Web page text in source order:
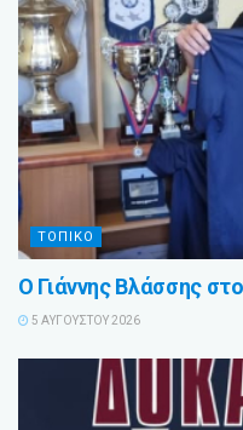
ΤΟΠΙΚΟ
Ο Γιάννης Βλάσσης
5 ΑΥΓΟΎΣΤΟΥ 2026